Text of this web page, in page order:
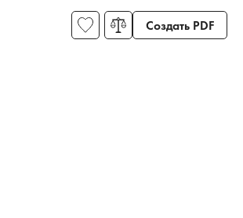
Создать PDF